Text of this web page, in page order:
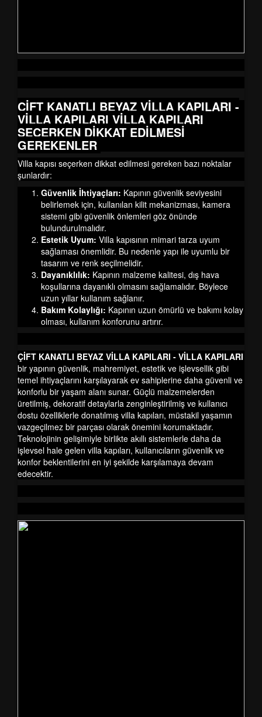
ÇİFT KANATLI BEYAZ VİLLA KAPILARI -
VİLLA KAPILARI VİLLA KAPILARI
SEÇERKEN DİKKAT EDİLMESİ
GEREKENLER
Villa kapısı seçerken dikkat edilmesi gereken bazı noktalar
şunlardır:
Güvenlik İhtiyaçları: Kapının güvenlik seviyesini
belirlemek için, kullanılan kilit mekanizması, kamera
sistemi gibi güvenlik önlemleri göz önünde
bulundurulmalıdır.
Estetik Uyum: Villa kapısının mimari tarza uyum
sağlaması önemlidir. Bu nedenle yapı ile uyumlu bir
tasarım ve renk seçilmelidir.
Dayanıklılık: Kapının malzeme kalitesi, dış hava
koşullarına dayanıklı olmasını sağlamalıdır. Böylece
uzun yıllar kullanım sağlanır.
Bakım Kolaylığı: Kapının uzun ömürlü ve bakımı kolay
olması, kullanım konforunu artırır.
ÇİFT KANATLI BEYAZ VİLLA KAPILARI - VİLLA KAPILARI
bir yapının güvenlik, mahremiyet, estetik ve işlevsellik gibi
temel ihtiyaçlarını karşılayarak ev sahiplerine daha güvenli ve
konforlu bir yaşam alanı sunar. Güçlü malzemelerden
üretilmiş, dekoratif detaylarla zenginleştirilmiş ve kullanıcı
dostu özelliklerle donatılmış villa kapıları, müstakil yaşamın
vazgeçilmez bir parçası olarak önemini korumaktadır.
Teknolojinin gelişimiyle birlikte akıllı sistemlerle daha da
işlevsel hale gelen villa kapıları, kullanıcıların güvenlik ve
konfor beklentilerini en iyi şekilde karşılamaya devam
edecektir.